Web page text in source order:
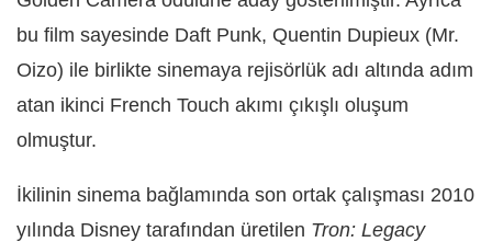
bu film sayesinde Daft Punk, Quentin Dupieux (Mr.
Oizo) ile birlikte sinemaya rejisörlük adı altında adım
atan ikinci French Touch akımı çıkışlı oluşum
olmuştur.
İkilinin sinema bağlamında son ortak çalışması 2010
yılında Disney tarafından üretilen Tron: Legacy